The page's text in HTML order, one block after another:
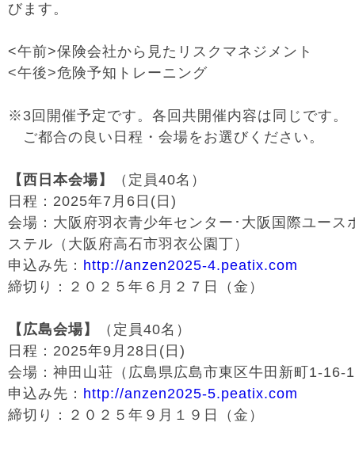
びます。
<午前>保険会社から見たリスクマネジメント
<午後>危険予知トレーニング
※3回開催予定です。各回共開催内容は同じです。
ご都合の良い日程・会場をお選びください。
【西日本会場】
（定員40名）
日程：2025年7月6日(日)
会場：大阪府羽衣青少年センター･大阪国際ユース
ステル（大阪府高石市羽衣公園丁）
申込み先： http://anzen2025-4.peatix.com
締切り：２０２５年６月２７日（金）
【広島会場】
（定員40名）
日程：2025年9月28日(日)
会場：神田山荘（広島県広島市東区牛田新町1-16-
申込み先： http://anzen2025-5.peatix.com
締切り：２０２５年９月１９日（金）